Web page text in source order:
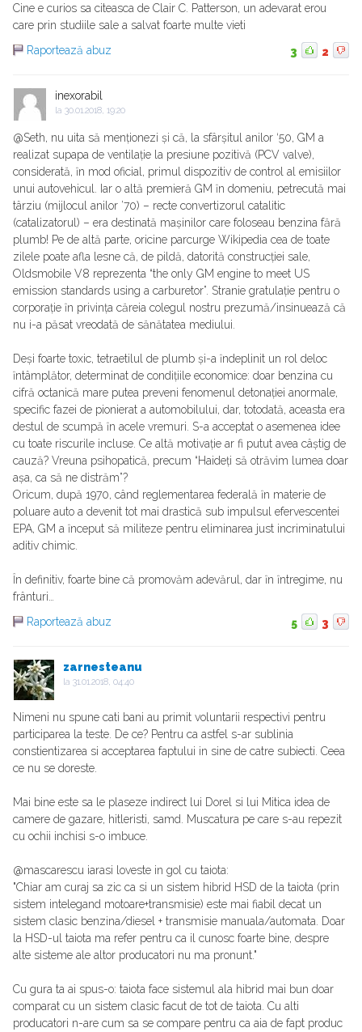
Cine e curios sa citeasca de Clair C. Patterson, un adevarat erou
care prin studiile sale a salvat foarte multe vieti
Raportează abuz
3 2
inexorabil
la 30.01.2018, 19:20
@Seth, nu uita să menționezi și că, la sfârșitul anilor ‘50, GM a
realizat supapa de ventilație la presiune pozitivă (PCV valve),
considerată, ȋn mod oficial, primul dispozitiv de control al emisiilor
unui autovehicul. Iar o altă premieră GM ȋn domeniu, petrecută mai
târziu (mijlocul anilor ’70) – recte convertizorul catalitic
(catalizatorul) – era destinată mașinilor care foloseau benzina fără
plumb! Pe de altă parte, oricine parcurge Wikipedia cea de toate
zilele poate afla lesne că, de pildă, datorită construcției sale,
Oldsmobile V8 reprezenta “the only GM engine to meet US
emission standards using a carburetor”. Stranie gratulație pentru o
corporație ȋn privința căreia colegul nostru prezumă/insinuează că
nu i-a păsat vreodată de sănătatea mediului.
Deși foarte toxic, tetraetilul de plumb și-a ȋndeplinit un rol deloc
ȋntâmplător, determinat de condițiile economice: doar benzina cu
cifră octanică mare putea preveni fenomenul detonației anormale,
specific fazei de pionierat a automobilului, dar, totodată, aceasta era
destul de scumpă ȋn acele vremuri. S-a acceptat o asemenea idee
cu toate riscurile incluse. Ce altă motivație ar fi putut avea câștig de
cauză? Vreuna psihopatică, precum “Haideți să otrăvim lumea doar
așa, ca să ne distrăm”?
Oricum, după 1970, când reglementarea federală ȋn materie de
poluare auto a devenit tot mai drastică sub impulsul efervescentei
EPA, GM a ȋnceput să militeze pentru eliminarea just incriminatului
aditiv chimic.
Ȋn definitiv, foarte bine că promovăm adevărul, dar ȋn ȋntregime, nu
frânturi…
Raportează abuz
5 3
zarnesteanu
la 31.01.2018, 04:40
Nimeni nu spune cati bani au primit voluntarii respectivi pentru
participarea la teste. De ce? Pentru ca astfel s-ar sublinia
constientizarea si acceptarea faptului in sine de catre subiecti. Ceea
ce nu se doreste.
Mai bine este sa le plaseze indirect lui Dorel si lui Mitica idea de
camere de gazare, hitleristi, samd. Muscatura pe care s-au repezit
cu ochii inchisi s-o imbuce.
@mascarescu iarasi loveste in gol cu taiota:
"Chiar am curaj sa zic ca si un sistem hibrid HSD de la taiota (prin
sistem intelegand motoare+transmisie) este mai fiabil decat un
sistem clasic benzina/diesel + transmisie manuala/automata. Doar
la HSD-ul taiota ma refer pentru ca il cunosc foarte bine, despre
alte sisteme ale altor producatori nu ma pronunt."
Cu gura ta ai spus-o: taiota face sistemul ala hibrid mai bun doar
comparat cu un sistem clasic facut de tot de taiota. Cu alti
producatori n-are cum sa se compare pentru ca aia de fapt produc